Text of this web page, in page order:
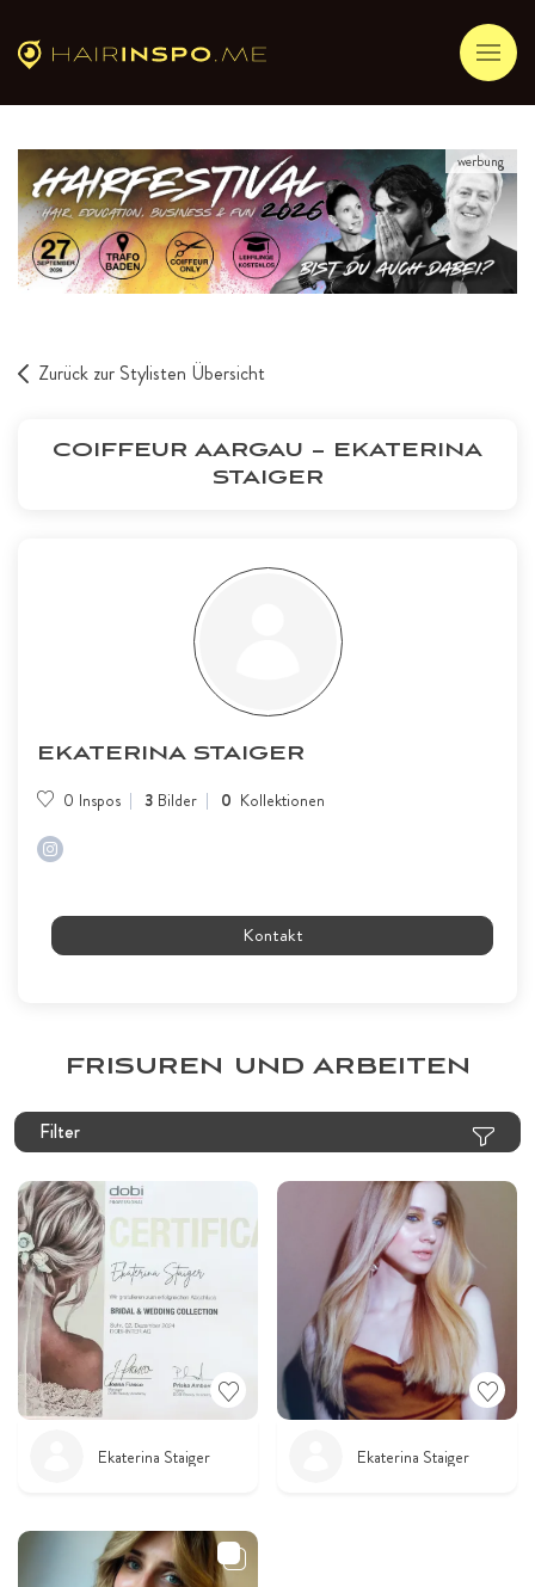
werbung
Zurück zur Stylisten Übersicht
COIFFEUR AARGAU – EKATERINA
STAIGER
EKATERINA STAIGER
0 Inspos 3 Bilder 0 Kollektionen
Kontakt
FRISUREN UND ARBEITEN
Filter
Ekaterina Staiger Ekaterina Staiger